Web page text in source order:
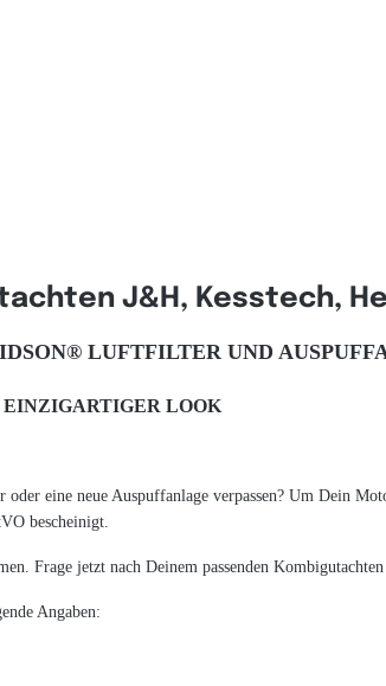
J&H, Kesstech,
LUFTFILTER UND
LOOK
eine neue Auspuffanlage verpassen? Um Dein
bescheinigt.
Frage jetzt nach Deinem passenden
Angaben: